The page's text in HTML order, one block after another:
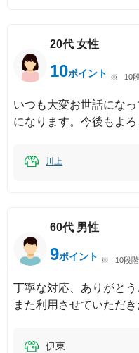
20代 女性
10ポイント 10
いつも大変お世話にな
になります。今後もよ
川上
60代 男性
9ポイント 10段
丁寧な対応、ありがとう
また利用させていただき
伊東